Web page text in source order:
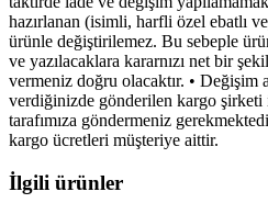
hazırlanan (isimli, harfli özel ebatlı
ürünle değiştirilemez. Bu sebeple
ve yazılacaklara kararnızı net bir
vermeniz doğru olacaktır. • Değişim
verdiğinizde gönderilen kargo
tarafımıza göndermeniz
kargo ücretleri müşteriye aittir.
İlgili ürünler